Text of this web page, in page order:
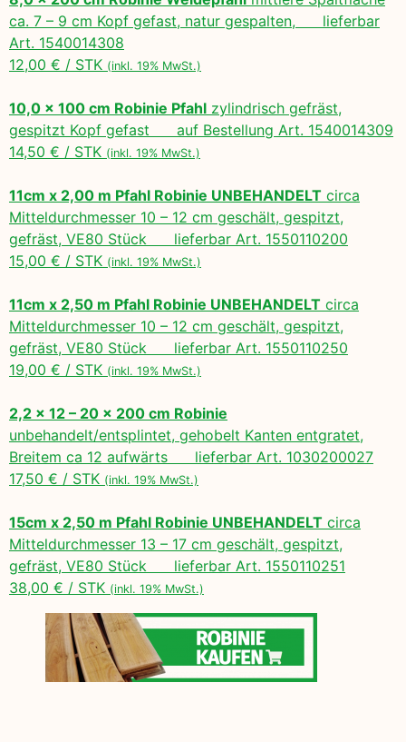
ca. 7 – 9 cm Kopf gefast, natur gespalten, lieferbar
Art. 1540014308
12,00 € / STK (inkl. 19% MwSt.)
10,0 x 100 cm Robinie Pfahl zylindrisch gefräst,
gespitzt Kopf gefast auf Bestellung Art. 1540014309
14,50 € / STK (inkl. 19% MwSt.)
11cm x 2,00 m Pfahl Robinie UNBEHANDELT circa
Mitteldurchmesser 10 – 12 cm geschält, gespitzt,
gefräst, VE80 Stück lieferbar Art. 1550110200
15,00 € / STK (inkl. 19% MwSt.)
11cm x 2,50 m Pfahl Robinie UNBEHANDELT circa
Mitteldurchmesser 10 – 12 cm geschält, gespitzt,
gefräst, VE80 Stück lieferbar Art. 1550110250
19,00 € / STK (inkl. 19% MwSt.)
2,2 x 12 – 20 x 200 cm Robinie
unbehandelt/entsplintet, gehobelt Kanten entgratet,
Breitem ca 12 aufwärts lieferbar Art. 1030200027
17,50 € / STK (inkl. 19% MwSt.)
15cm x 2,50 m Pfahl Robinie UNBEHANDELT circa
Mitteldurchmesser 13 – 17 cm geschält, gespitzt,
gefräst, VE80 Stück lieferbar Art. 1550110251
38,00 € / STK (inkl. 19% MwSt.)